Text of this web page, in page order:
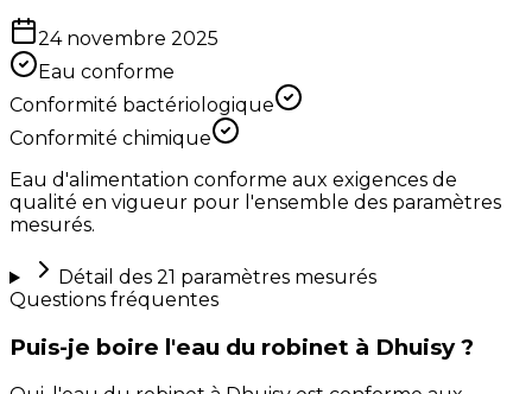
24 novembre 2025
Eau conforme
Conformité bactériologique
Conformité chimique
Eau d'alimentation conforme aux exigences de
qualité en vigueur pour l'ensemble des paramètres
mesurés.
Détail des 21 paramètres mesurés
Questions fréquentes
Puis-je boire l'eau du robinet à Dhuisy ?